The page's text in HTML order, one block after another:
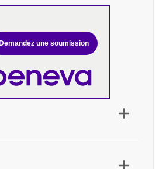
une soumission